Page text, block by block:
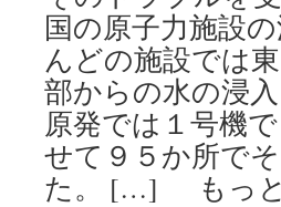
国の原子力施設
んどの施設では
部からの水の浸
原発では１号機
せて９５か所で
た。 […] もっと